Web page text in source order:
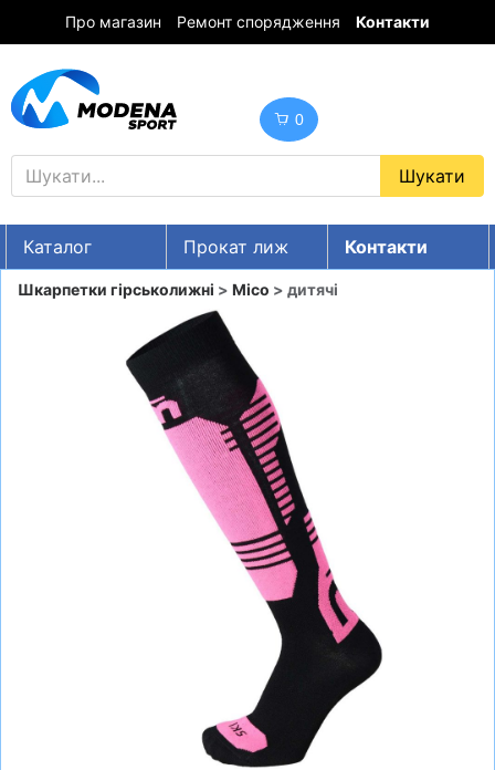
Про магазин Ремонт спорядження Контакти
0
Каталог Прокат лиж
Контакти
UA RU EN
ГІРСЬКІ ЛИЖІ
СНОУБОРДИ
ШОЛОМИ, ЗАХИСТ, ОКУЛЯРИ
ВОДНІ ВИДИ СПОРТУ
Шкарпетки гірськолижні > Mico > дитячі